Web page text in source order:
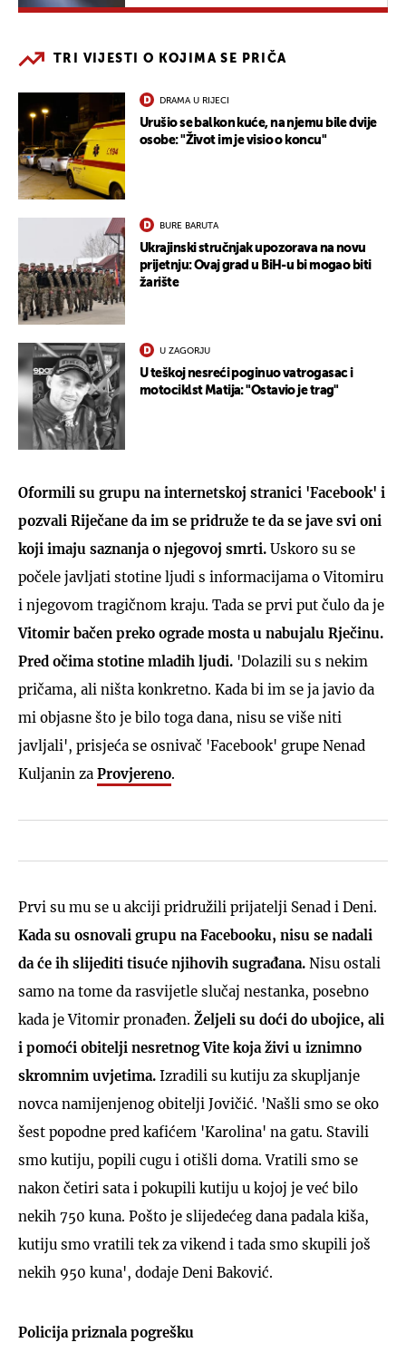
TRI VIJESTI O KOJIMA SE PRIČA
DRAMA U RIJECI
Urušio se balkon kuće, na njemu bile dvije
osobe: "Život im je visio o koncu"
BURE BARUTA
Ukrajinski stručnjak upozorava na novu
prijetnju: Ovaj grad u BiH-u bi mogao biti
žarište
U ZAGORJU
U teškoj nesreći poginuo vatrogasac i
motociklst Matija: "Ostavio je trag"
Oformili su grupu na internetskoj stranici 'Facebook' i
pozvali Riječane da im se pridruže te da se jave svi oni
koji imaju saznanja o njegovoj smrti. Uskoro su se
počele javljati stotine ljudi s informacijama o Vitomiru
i njegovom tragičnom kraju. Tada se prvi put čulo da je
Vitomir bačen preko ograde mosta u nabujalu Rječinu.
Pred očima stotine mladih ljudi. 'Dolazili su s nekim
pričama, ali ništa konkretno. Kada bi im se ja javio da
mi objasne što je bilo toga dana, nisu se više niti
javljali', prisjeća se osnivač 'Facebook' grupe Nenad
Kuljanin za Provjereno.
Prvi su mu se u akciji pridružili prijatelji Senad i Deni.
Kada su osnovali grupu na Facebooku, nisu se nadali
da će ih slijediti tisuće njihovih sugrađana. Nisu ostali
samo na tome da rasvijetle slučaj nestanka, posebno
kada je Vitomir pronađen. Željeli su doći do ubojice, ali
i pomoći obitelji nesretnog Vite koja živi u iznimno
skromnim uvjetima. Izradili su kutiju za skupljanje
novca namijenjenog obitelji Jovičić. 'Našli smo se oko
šest popodne pred kafićem 'Karolina' na gatu. Stavili
smo kutiju, popili cugu i otišli doma. Vratili smo se
nakon četiri sata i pokupili kutiju u kojoj je već bilo
nekih 750 kuna. Pošto je slijedećeg dana padala kiša,
kutiju smo vratili tek za vikend i tada smo skupili još
nekih 950 kuna', dodaje Deni Baković.
Policija priznala pogrešku